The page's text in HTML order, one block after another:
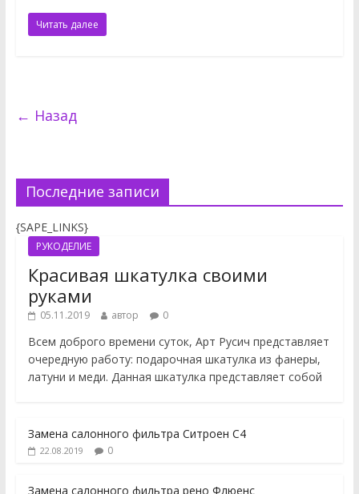
Читать далее
← Назад
Последние записи
{SAPE_LINKS}
РУКОДЕЛИЕ
Красивая шкатулка своими
руками
05.11.2019 автор 0
Всем доброго времени суток, Арт Русич представляет
очередную работу: подарочная шкатулка из фанеры,
латуни и меди. Данная шкатулка представляет собой
Замена салонного фильтра Ситроен С4
22.08.2019 0
Замена салонного фильтра рено Флюенс